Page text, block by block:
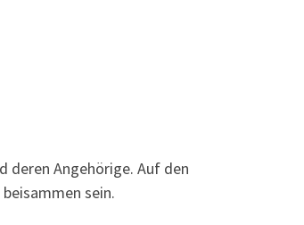
deren Angehörige. Auf den
sein.